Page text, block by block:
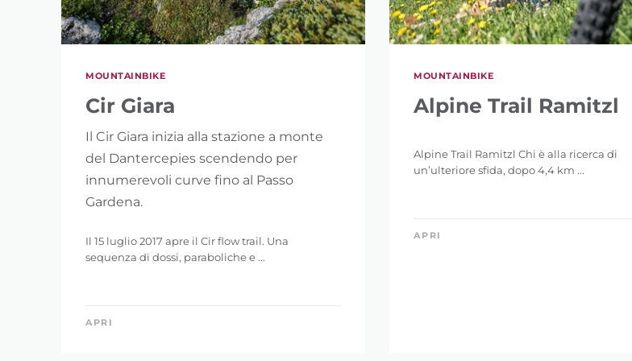
MOUNTAINBIKE
Cir Giara
Il Cir Giara inizia alla stazione a monte
del Dantercepies scendendo per
innumerevoli curve fino al Passo
Gardena.
Il 15 luglio 2017 apre il Cir flow trail. Una
sequenza di dossi, paraboliche e ...
APRI
MOUNTAINBIKE
Alpine Trail Ramitzl
Alpine Trail Ramitzl Chi è alla ricerca di
un’ulteriore sfida, dopo 4,4 km ...
APRI